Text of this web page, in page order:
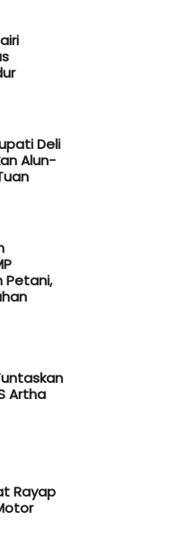
Deli
Alun-
Petani,
Artha
Rayap